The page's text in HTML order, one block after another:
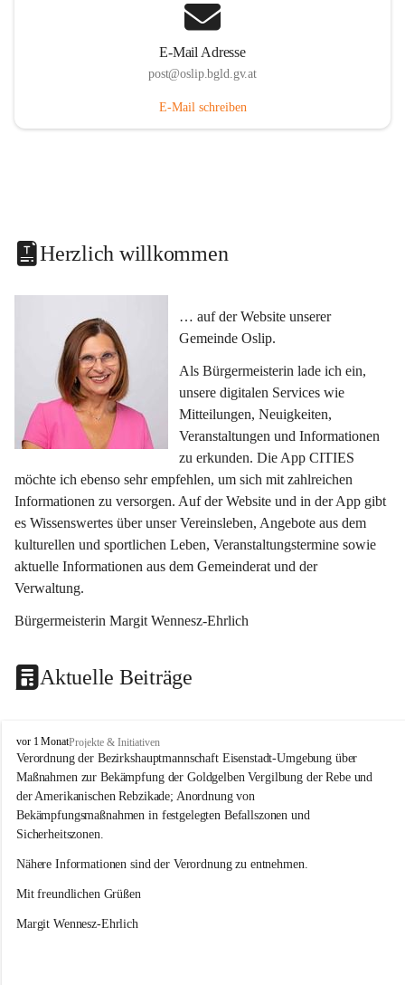
E-Mail Adresse
post@oslip.bgld.gv.at
E-Mail schreiben
Herzlich willkommen
… auf der Website unserer
Gemeinde Oslip.
Als Bürgermeisterin lade ich ein,
unsere digitalen Services wie
Mitteilungen, Neuigkeiten,
Veranstaltungen und Informationen
zu erkunden. Die App CITIES
möchte ich ebenso sehr empfehlen, um sich mit zahlreichen
Informationen zu versorgen. Auf der Website und in der App gibt
es Wissenswertes über unser Vereinsleben, Angebote aus dem
kulturellen und sportlichen Leben, Veranstaltungstermine sowie
aktuelle Informationen aus dem Gemeinderat und der
Verwaltung.
Bürgermeisterin Margit Wennesz-Ehrlich
Aktuelle Beiträge
O
s
l
i
p
vor 1 MonatProjekte & Initiativen
Verordnung der Bezirkshauptmannschaft Eisenstadt-Umgebung über
Maßnahmen zur Bekämpfung der Goldgelben Vergilbung der Rebe und
der Amerikanischen Rebzikade; Anordnung von
Bekämpfungsmaßnahmen in festgelegten Befallszonen und
Sicherheitszonen.
Nähere Informationen sind der Verordnung zu entnehmen.
Mit freundlichen Grüßen
Margit Wennesz-Ehrlich